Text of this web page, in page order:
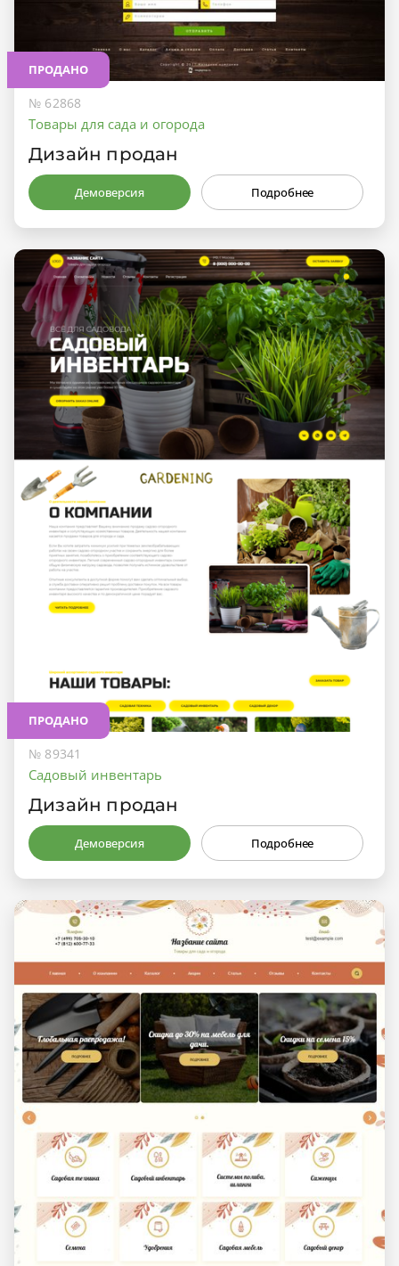
ПРОДАНО
№ 62868
Товары для сада и огорода
Дизайн продан
Демоверсия Подробнее
ПРОДАНО
№ 89341
Садовый инвентарь
Дизайн продан
Демоверсия Подробнее